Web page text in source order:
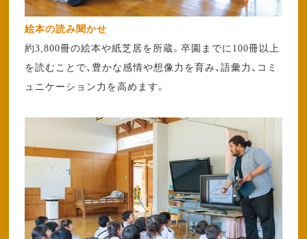
絵本の読み聞かせ
約3,800冊の絵本や紙芝居を所蔵。卒園までに100冊以上
を読むことで、豊かな感情や想像力を育み、語彙力、コミ
ュニケーション力を高めます。